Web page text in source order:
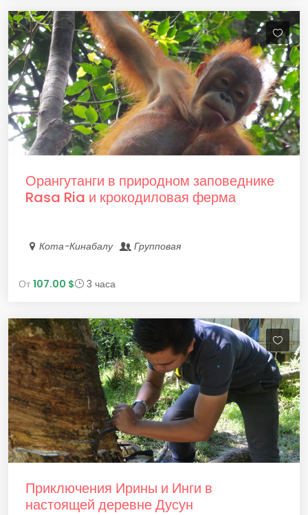
Орангутанги в природном заповеднике
Rasa Ria и крокодиловая ферма
Кота-Кинабалу Групповая
От 107.00 $ 3 часа
Приключения Ирины и Инги в
настоящей деревне Дусун